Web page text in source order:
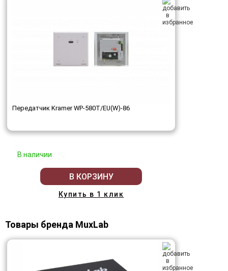
Передатчик Kramer WP-580T/EU(W)-86
В наличии
В КОРЗИНУ
Купить в 1 клик
Товары бренда MuxLab